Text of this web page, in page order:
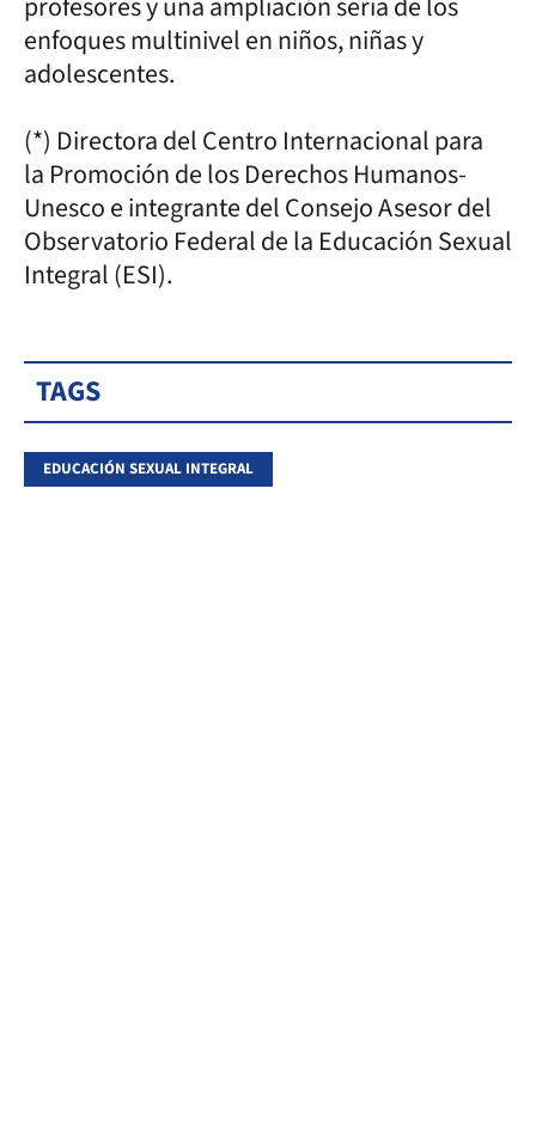
enfoques multinivel en niños, niñas y
adolescentes.
(*) Directora del Centro Internacional para
la Promoción de los Derechos Humanos-
Unesco e integrante del Consejo Asesor del
Observatorio Federal de la Educación Sexual
Integral (ESI).
TAGS
EDUCACIÓN SEXUAL INTEGRAL